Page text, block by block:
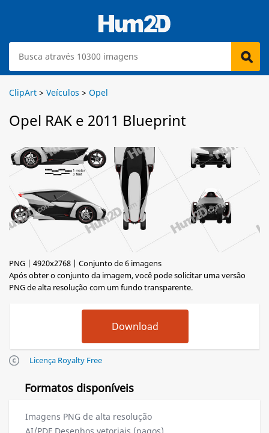
ClipArt > Veículos > Opel
Opel RAK e 2011 Blueprint
PNG | 4920x2768 | Conjunto de 6 imagens
Após obter o conjunto da imagem, você pode solicitar uma versão
PNG de alta resolução com um fundo transparente.
Licença Royalty Free
Formatos disponíveis
Imagens PNG de alta resolução